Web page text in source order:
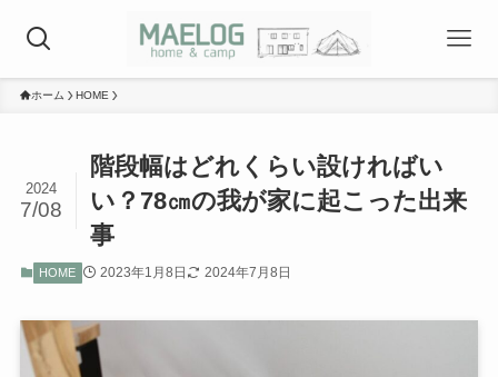
ホーム HOME
階段幅はどれくらい設ければい
い？78㎝の我が家に起こった出来
事
2024
7/08
HOME 2023年1月8日 2024年7月8日